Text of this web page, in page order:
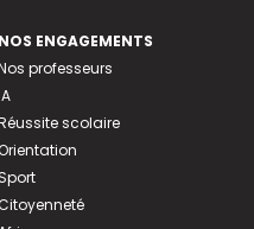
NOS ENGAGEMENTS
professeurs
scolaire
Sport